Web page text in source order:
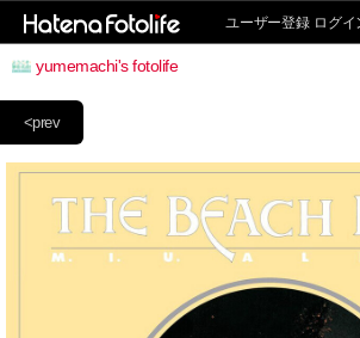
ユーザー登録 ログイ
yumemachi's fotolife
<prev